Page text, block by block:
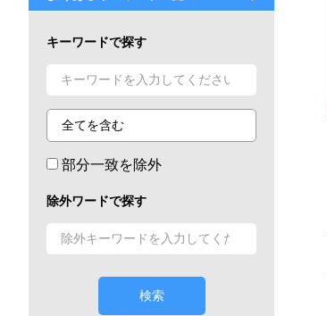
キーワードで探す
部分一致を除外
除外ワードで探す
検索